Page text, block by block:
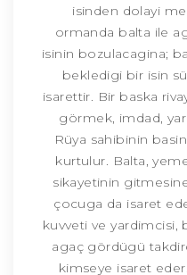
isinden dolayi
ormanda balta ile
isinin bozulacagina;
bekledigi bir isin
isarettir. Bir baska
görmek, imdad,
Rüya sahibinin
kurtulur. Balta,
sikayetinin
çocuga da isaret
kuvveti ve yardimcisi,
agaç gördügü
kimseye isaret